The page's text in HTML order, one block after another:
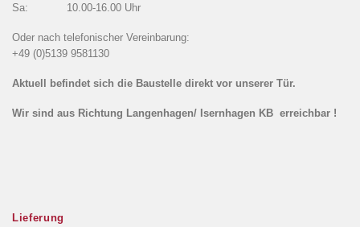
Sa: 10.00-16.00 Uhr
Oder nach telefonischer Vereinbarung:
+49 (0)5139 9581130
Aktuell befindet sich die Baustelle direkt vor unserer Tür.
Wir sind aus Richtung Langenhagen/ Isernhagen KB erreichbar !
Lieferung